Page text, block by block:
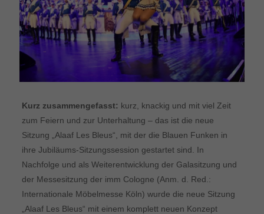
Kurz zusammengefasst: kurz, knackig und mit viel Zeit
zum Feiern und zur Unterhaltung – das ist die neue
Sitzung „Alaaf Les Bleus“, mit der die Blauen Funken in
ihre Jubiläums-Sitzungssession gestartet sind. In
Nachfolge und als Weiterentwicklung der Galasitzung und
der Messesitzung der imm Cologne (Anm. d. Red.:
Internationale Möbelmesse Köln) wurde die neue Sitzung
„Alaaf Les Bleus“ mit einem komplett neuen Konzept